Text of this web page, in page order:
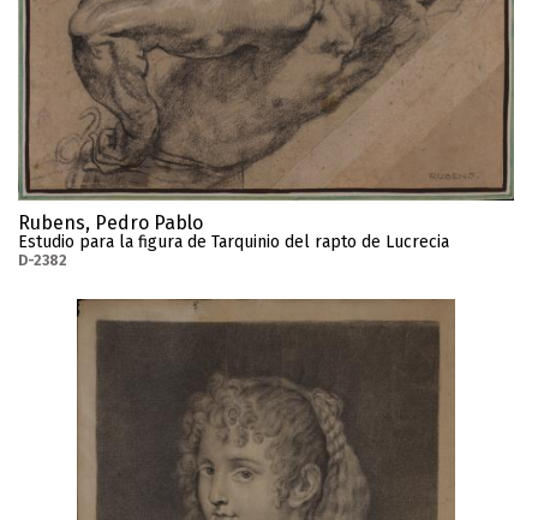
Rubens, Pedro Pablo
Estudio para la figura de Tarquinio del rapto de Lucrecia
D-2382